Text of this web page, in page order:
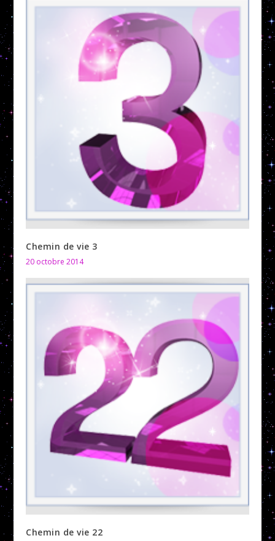
Chemin de vie 3
20 octobre 2014
Chemin de vie 22